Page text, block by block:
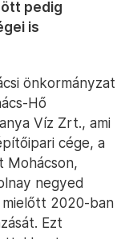
pedig
is
önkormányzat
Hő
Víz Zrt., ami
cége, a
Mohácson,
negyed
2020-ban
Ezt